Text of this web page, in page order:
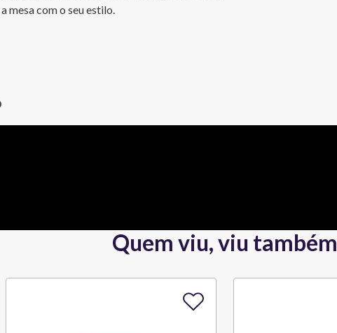
mesa com o seu estilo.
Quem viu, viu também